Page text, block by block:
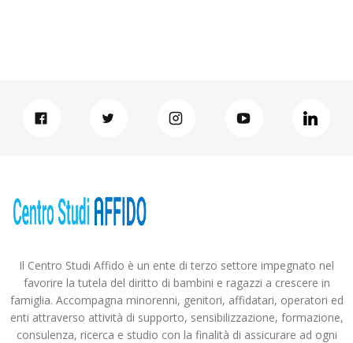
Il Centro Studi Affido è un ente di terzo settore impegnato nel
favorire la tutela del diritto di bambini e ragazzi a crescere in
famiglia. Accompagna minorenni, genitori, affidatari, operatori ed
enti attraverso attività di supporto, sensibilizzazione, formazione,
consulenza, ricerca e studio con la finalità di assicurare ad ogni